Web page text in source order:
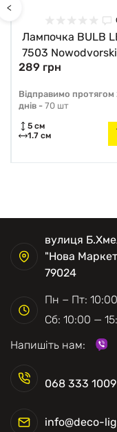
<
Лампочка BULB
7503 Nowodvorski
289 грн
Відправимо протягом
днів - 70 шт
5 см
1.7 см
068 333 1009
info@deco-
вулиця
"Нова
79024
Пн − Пт:
Сб: 10:00 —
Напишіть нам: